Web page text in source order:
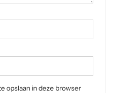
opslaan in deze browser